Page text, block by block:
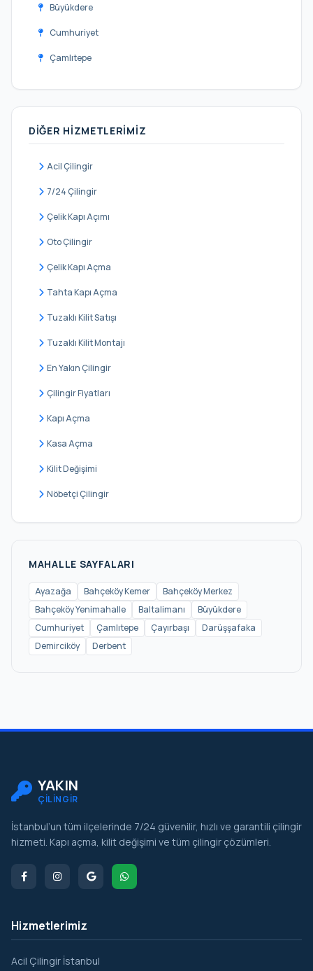
Büyükdere
Cumhuriyet
Çamlıtepe
Darüşşafaka
Demirciköy
Maslak
Merkez
Pınar
Poligon
Safa
Tarabya
Zekeriyakoy
DIĞER HIZMETLERIMIZ
Acil Çilingir
7/24 Çilingir
Çelik Kapı Açımı
Oto Çilingir
Çelik Kapı Açma
Tahta Kapı Açma
Tuzaklı Kilit Satışı
Tuzaklı Kilit Montajı
En Yakın Çilingir
Çilingir Fiyatları
Kapı Açma
Kasa Açma
Kilit Değişimi
Nöbetçi Çilingir
MAHALLE SAYFALARI
Ayazağa Bahçeköy Kemer
Bahçeköy Merkez
Bahçeköy Yenimahalle
Baltalimanı
Büyükdere
Cumhuriyet
Çamlıtepe Çayırbaşı
Darüşşafaka
Demirciköy
Derbent
YAKIN
ÇİLİNGİR
İstanbul’un tüm ilçelerinde 7/24 güvenilir, hızlı ve garantili çilingir
hizmeti. Kapı açma, kilit değişimi ve tüm çilingir çözümleri.
Hizmetlerimiz
Acil Çilingir İstanbul